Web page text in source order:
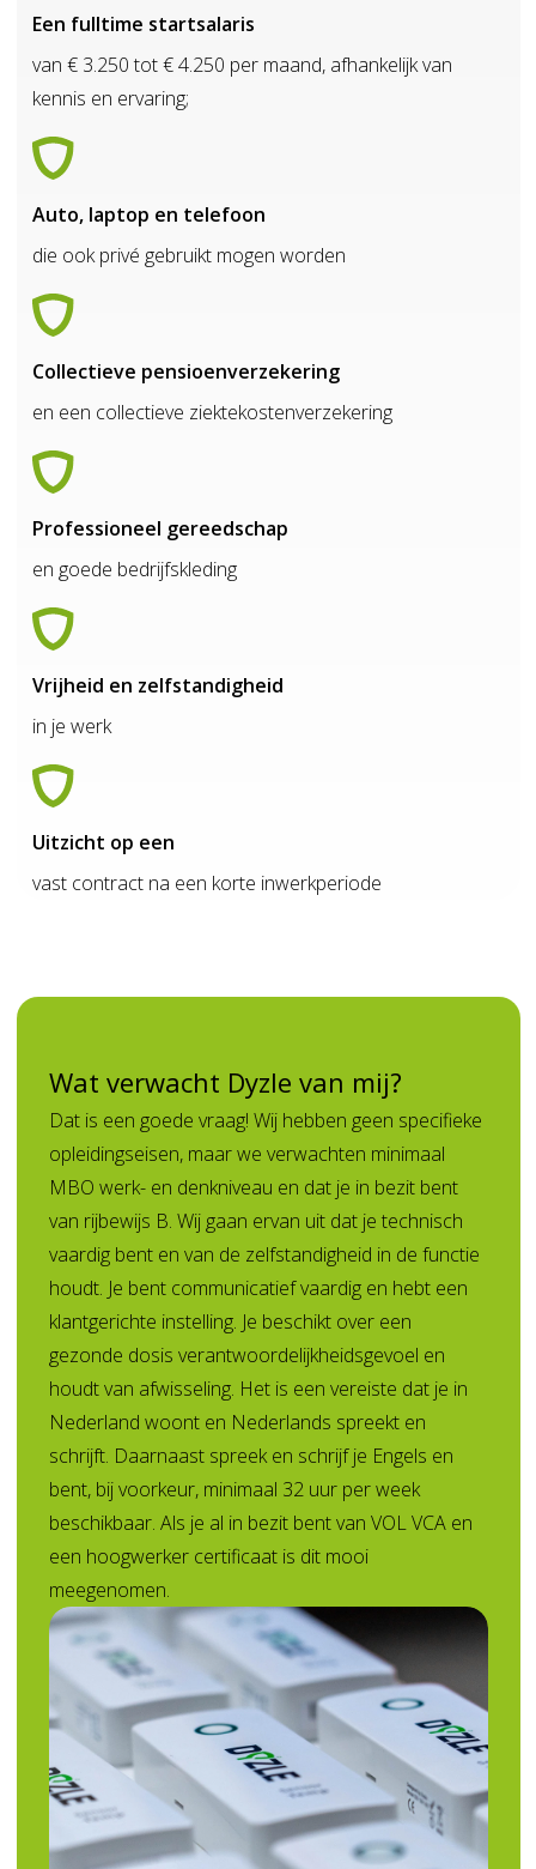
Een fulltime startsalaris
van € 3.250 tot € 4.250 per maand, afhankelijk van
kennis en ervaring;
Auto, laptop en telefoon
die ook privé gebruikt mogen worden
Collectieve pensioenverzekering
en een collectieve ziektekostenverzekering
Professioneel gereedschap
en goede bedrijfskleding
Vrijheid en zelfstandigheid
in je werk
Uitzicht op een
vast contract na een korte inwerkperiode
Wat verwacht Dyzle van mij?
Dat is een goede vraag! Wij hebben geen specifieke
opleidingseisen, maar we verwachten minimaal
MBO werk- en denkniveau en dat je in bezit bent
van rijbewijs B. Wij gaan ervan uit dat je technisch
vaardig bent en van de zelfstandigheid in de functie
houdt. Je bent communicatief vaardig en hebt een
klantgerichte instelling. Je beschikt over een
gezonde dosis verantwoordelijkheidsgevoel en
houdt van afwisseling. Het is een vereiste dat je in
Nederland woont en Nederlands spreekt en
schrijft. Daarnaast spreek en schrijf je Engels en
bent, bij voorkeur, minimaal 32 uur per week
beschikbaar. Als je al in bezit bent van VOL VCA en
een hoogwerker certificaat is dit mooi
meegenomen.